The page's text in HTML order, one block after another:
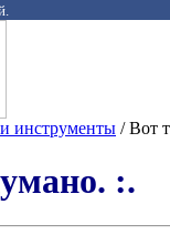
инструменты / Вот
:.